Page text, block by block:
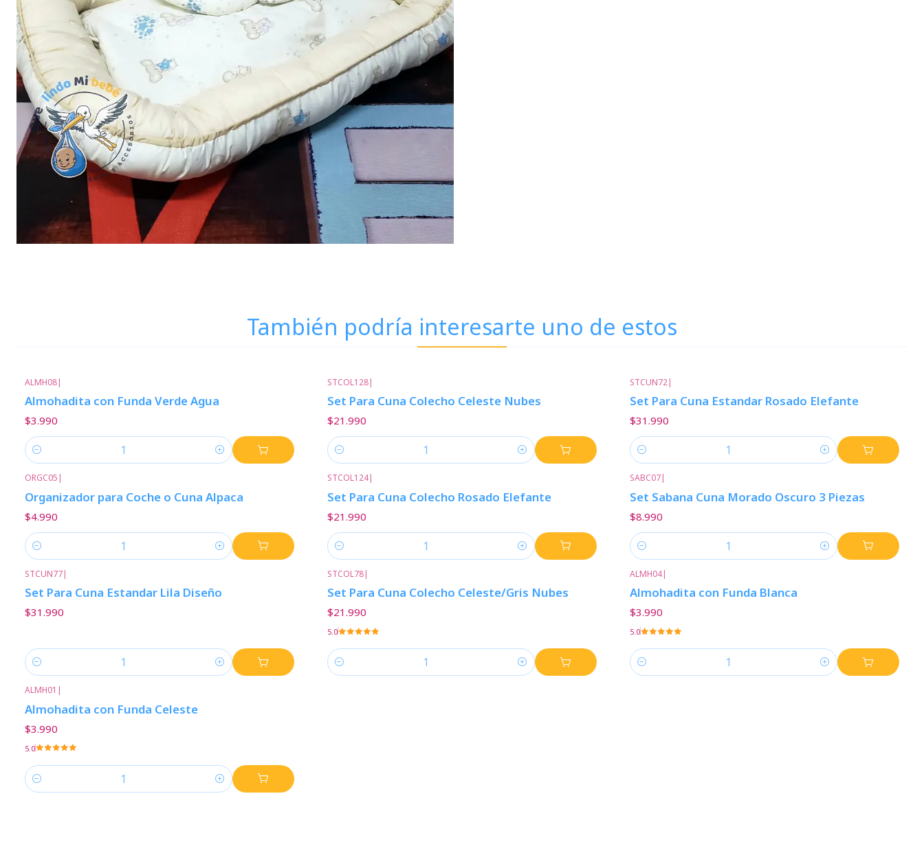
También podría interesarte uno de estos
ALMH08|
Almohadita con Funda Verde Agua
$3.990
Cantidad
STCOL128|
Set Para Cuna Colecho Celeste Nubes
$21.990
Cantidad
STCUN72|
Set Para Cuna Estandar Rosado Elefante
$31.990
Cantidad
ORGC05 |
Organizador para Coche o Cuna Alpaca
$4.990
Cantidad
STCOL124|
Set Para Cuna Colecho Rosado Elefante
$21.990
Cantidad
SABC07|
Set Sabana Cuna Morado Oscuro 3 Piezas
$8.990
Cantidad
STCUN77|
Set Para Cuna Estandar Lila Diseño
$31.990
Cantidad
STCOL78|
Set Para Cuna Colecho Celeste/Gris Nubes
$21.990
5.0
Cantidad
ALMH04|
Almohadita con Funda Blanca
$3.990
5.0
Cantidad
ALMH01 |
Almohadita con Funda Celeste
$3.990
5.0
Cantidad